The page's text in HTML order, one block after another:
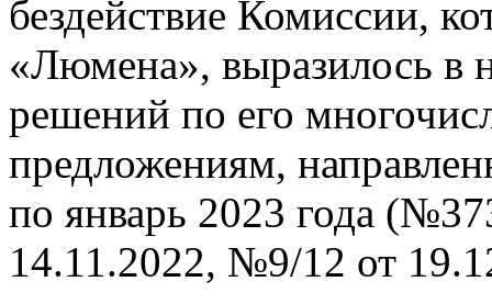
бездействие Комиссии,
«Люмена», выразилось в
решений по его
предложениям,
по январь 2023 года
14.11.2022, №9/12 от